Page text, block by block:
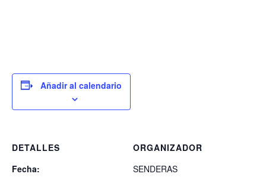
Añadir al calendario
DETALLES
Fecha:
ORGANIZADOR
SENDERAS